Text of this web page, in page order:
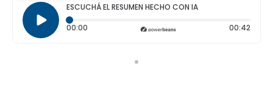
ESCUCHÁ EL RESUMEN HECHO CON IA
00:00 Tiempo transcurrido: 0 segundos 00:42